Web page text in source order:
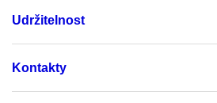
Udržitelnost
Kontakty